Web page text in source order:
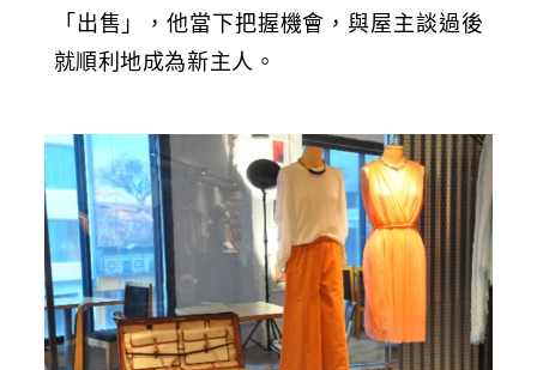
「出售」，他當下把握機會，與屋主談過後
就順利地成為新主人。